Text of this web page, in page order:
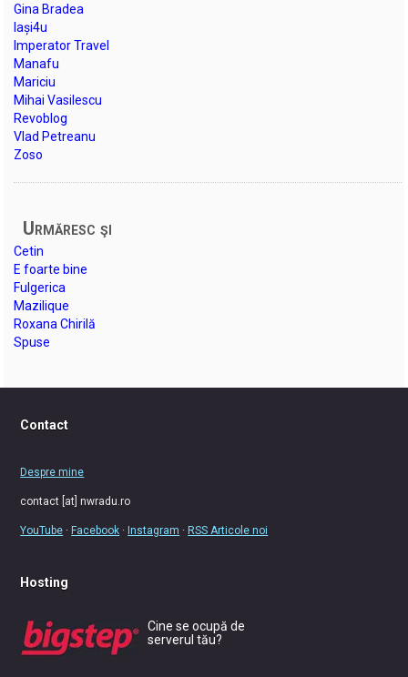
Gina Bradea
Iași4u
Imperator Travel
Manafu
Mariciu
Mihai Vasilescu
Revoblog
Vlad Petreanu
Zoso
Urmăresc şi
Cetin
E foarte bine
Fulgerica
Mazilique
Roxana Chirilă
Spuse
Contact
Despre mine
contact [at] nwradu.ro
YouTube ·Facebook ·Instagram ·RSS Articole noi
Hosting
Cine se ocupă de
serverul tău?